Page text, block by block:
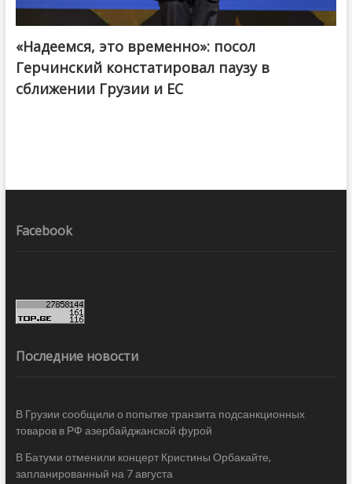
«Надеемся, это временно»: посол
Герчинский констатировал паузу в
сближении Грузии и ЕС
Facebook
Последние новости
В Грузии сообщили о попытке транзита подсанкционных
товаров в РФ азербайджанской фурой
В Батуми отменили концерт Кристины Орбакайте,
запланированный на 7 августа